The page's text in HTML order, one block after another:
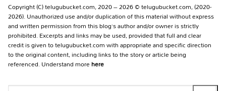
Copyright (C) telugubucket.com, 2020 – 2026 © telugubucket.com, (2020-
2026). Unauthorized use and/or duplication of this material without express
and written permission from this blog’s author and/or owner is strictly
prohibited. Excerpts and links may be used, provided that full and clear
credit is given to telugubucket.com with appropriate and specific direction
to the original content, including links to the story or article being
referenced. Understand morehere